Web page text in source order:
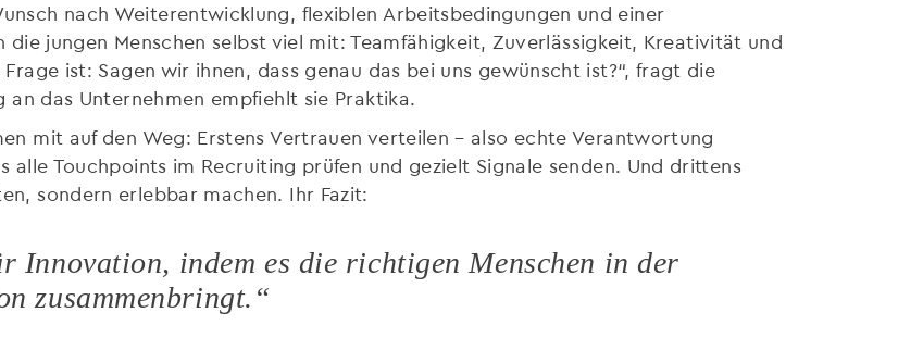
nach Weiterentwicklung, flexiblen Arbeitsbedingungen und einer
jungen Menschen selbst viel mit: Teamfähigkeit, Zuverlässigkeit, Kreativität und
ist: Sagen wir ihnen, dass genau das bei uns gewünscht ist?“, fragt die
das Unternehmen empfiehlt sie Praktika.
mit auf den Weg: Erstens Vertrauen verteilen – also echte Verantwortung
Touchpoints im Recruiting prüfen und gezielt Signale senden. Und drittens
sondern erlebbar machen. Ihr Fazit:
Innovation, indem es die richtigen Menschen in der
zusammenbringt.“